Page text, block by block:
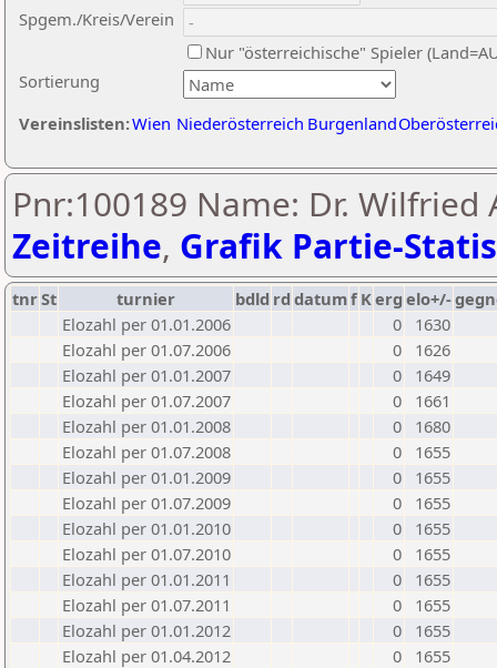
Sortierung
Spgem./Kreis/Verein
Nur "österreichische" Spieler
Vereinslisten:Wien Niederösterreich Burgenland
Pnr:100189 Name: Dr. Wilfried
Zeitreihe, Grafik Partie-
tnrSt turnier bdld rd datumf Kerg elo+/-
Elozahl per 01.01.2006
0
1630
Elozahl per 01.07.2006
0
1626
Elozahl per 01.01.2007
0
1649
Elozahl per 01.07.2007
0
1661
Elozahl per 01.01.2008
0
1680
Elozahl per 01.07.2008
0
1655
Elozahl per 01.01.2009
0
1655
Elozahl per 01.07.2009
0
1655
Elozahl per 01.01.2010
0
1655
Elozahl per 01.07.2010
0
1655
Elozahl per 01.01.2011
0
1655
Elozahl per 01.07.2011
0
1655
Elozahl per 01.01.2012
0
1655
Elozahl per 01.04.2012
0
1655